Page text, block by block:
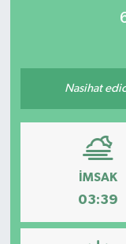
Nasihat
İMSAK
03:39